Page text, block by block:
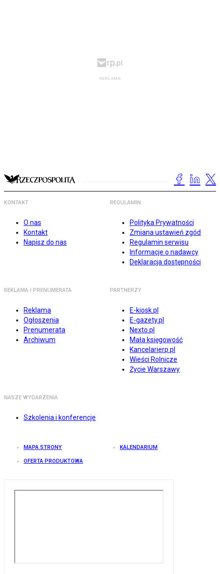
KONTAKT
O nas
Kontakt
Napisz do nas
REGULAMIN
Polityka Prywatności
Zmiana ustawień zgód
Regulamin serwisu
Informacje o nadawcy
Deklaracja dostępności
REKLAMA I PRENUMERATA
Reklama
Ogłoszenia
Prenumerata
Archiwum
PARTNERZY
E-kiosk.pl
E-gazety.pl
Nexto.pl
Mała księgowość
Kancelarierp.pl
Wieści Rolnicze
Życie Warszawy
NASZE WYDARZENIA
Szkolenia i konferencje
MAPA STRONY KALENDARIUM
OFERTA PRODUKTOWA